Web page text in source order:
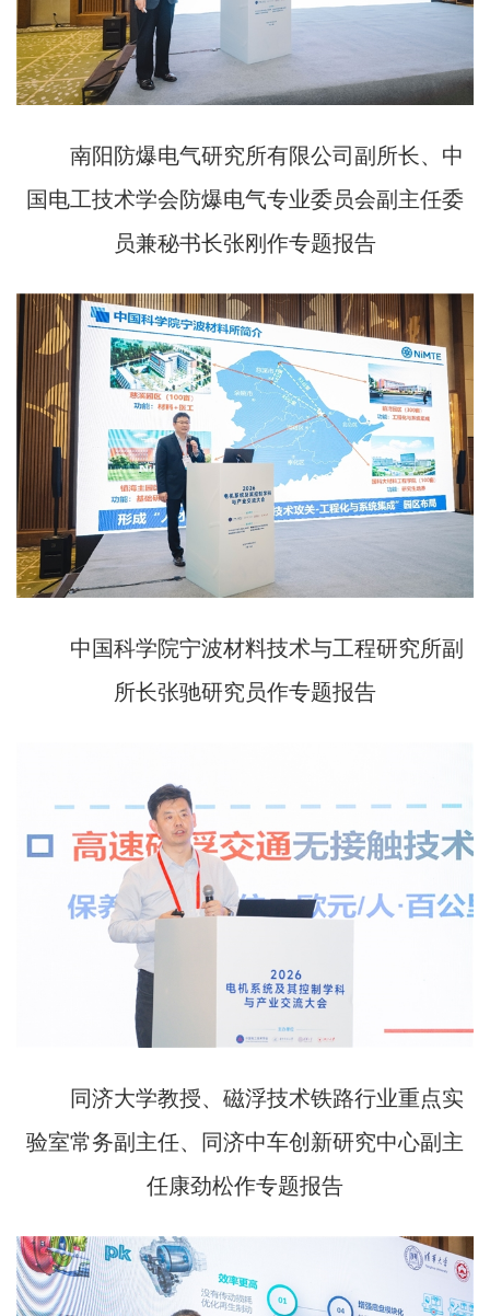
南阳防爆电气研究所有限公司副所长、中
国电工技术学会防爆电气专业委员会副主任委
员兼秘书长张刚作专题报告
中国科学院宁波材料技术与工程研究所副
所长张驰研究员作专题报告
同济大学教授、磁浮技术铁路行业重点实
验室常务副主任、同济中车创新研究中心副主
任康劲松作专题报告